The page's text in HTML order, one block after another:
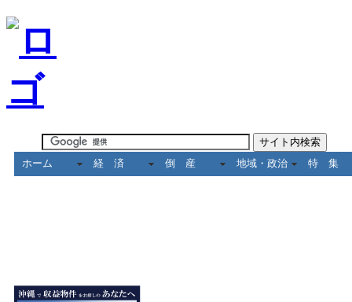
ホーム 経 済 倒 産 地域・政治 特 集